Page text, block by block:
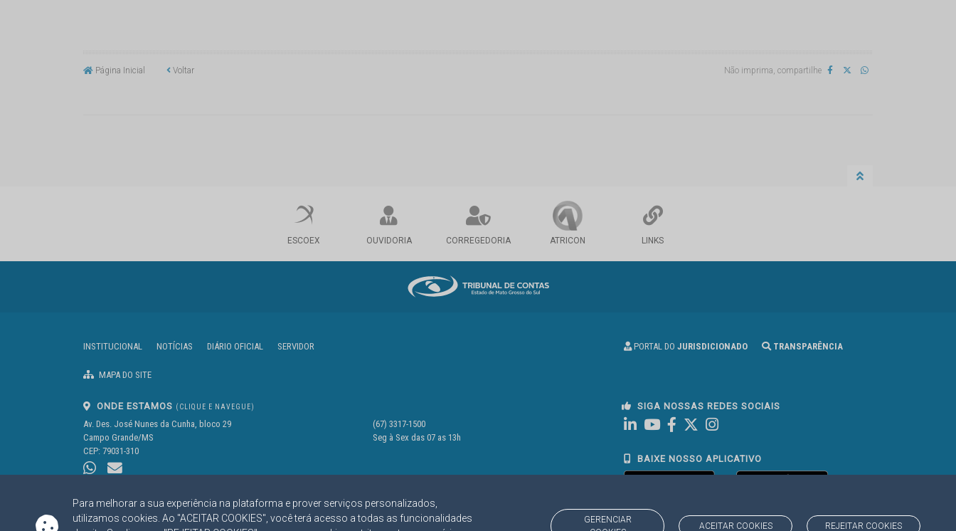
Para melhorar a sua experiência na plataforma e prover serviços personalizados,
utilizamos cookies. Ao "ACEITAR COOKIES", você terá acesso a todas as funcionalidades
GERENCIAR
ACEITAR COOKIES REJEITAR COOKIES
Página Inicial Voltar Não imprima, compartilhe
ESCOEX OUVIDORIA CORREGEDORIA ATRICON LINKS
INSTITUCIONAL NOTÍCIAS DIÁRIO OFICIAL SERVIDOR PORTAL DO JURISDICIONADO TRANSPARÊNCIA
MAPA DO SITE
ONDE ESTAMOS (CLIQUE E NAVEGUE)
Av. Des. José Nunes da Cunha, bloco 29
Campo Grande/MS
CEP: 79031-310
(67) 3317-1500
Seg à Sex das 07 as 13h
SIGA NOSSAS REDES SOCIAIS
Linked In
Youtube
FacebookInstagram
BAIXE NOSSO APLICATIVO